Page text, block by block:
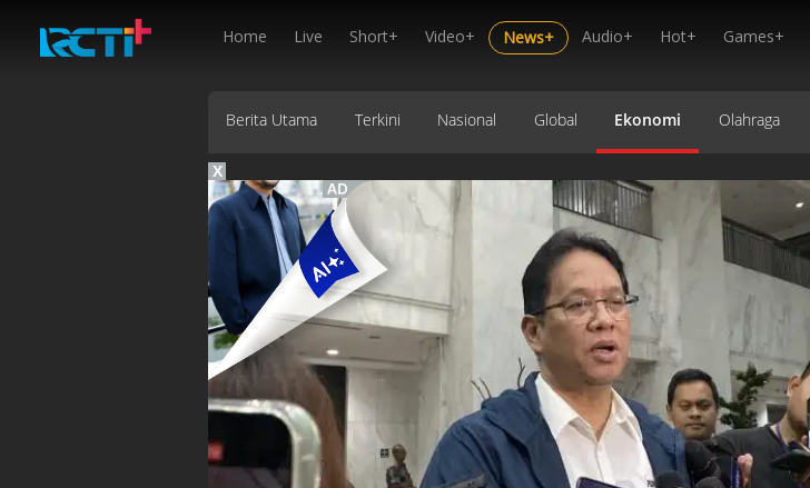
Home Live Short+ Video+ News+ Audio+ Hot+ Games+
Berita Utama Terkini Nasional Global Ekonomi Olahraga
X